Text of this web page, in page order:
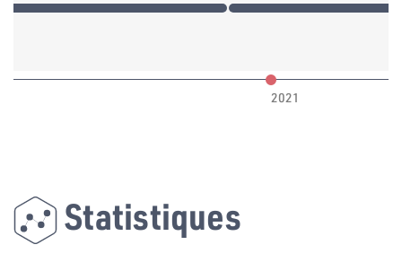
2021
Statistiques